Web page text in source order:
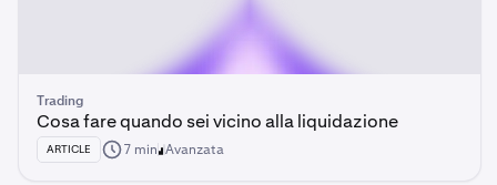
Trading
Cosa fare quando sei vicino alla liquidazione
ARTICLE 7 min Avanzata